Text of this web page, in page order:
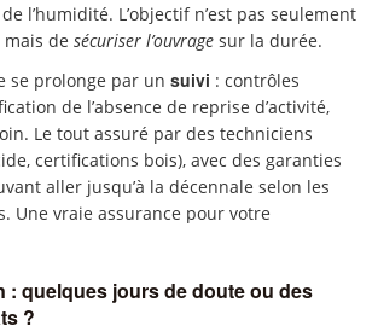
l’humidité. L’objectif n’est pas seulement
mais de sécuriser l’ouvrage sur la durée.
se prolonge par un suivi : contrôles
de l’absence de reprise d’activité,
Le tout assuré par des techniciens
certifications bois), avec des garanties
aller jusqu’à la décennale selon les
Une vraie assurance pour votre
: quelques jours de doute ou des
?